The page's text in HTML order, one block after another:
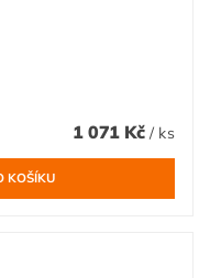
1 071 Kč / ks